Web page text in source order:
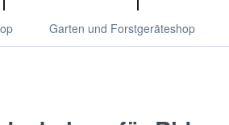
Garten und Forstgeräteshop